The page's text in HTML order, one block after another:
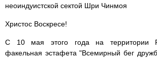
неоиндуистской сектой Шри Чинмоя
Христос Воскресе!
С 10 мая этого года на территории
факельная эстафета "Всемирный бег